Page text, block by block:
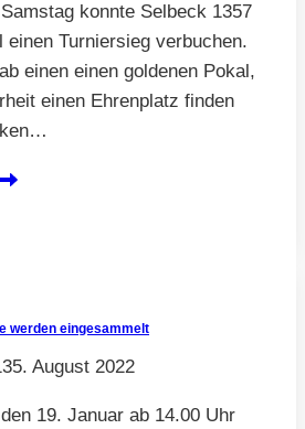
konnte Selbeck 1357
einen Turniersieg verbuchen.
einen einen goldenen Pokal,
einen Ehrenplatz finden
werden eingesammelt
5. August 2022
19. Januar ab 14.00 Uhr